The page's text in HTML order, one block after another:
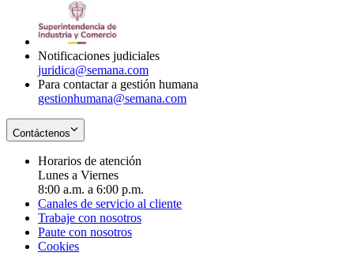
Notificaciones judiciales
juridica@semana.com
Para contactar a gestión humana
gestionhumana@semana.com
Contáctenos
Horarios de atención
Lunes a Viernes
8:00 a.m. a 6:00 p.m.
Canales de servicio al cliente
Trabaje con nosotros
Paute con nosotros
Cookies